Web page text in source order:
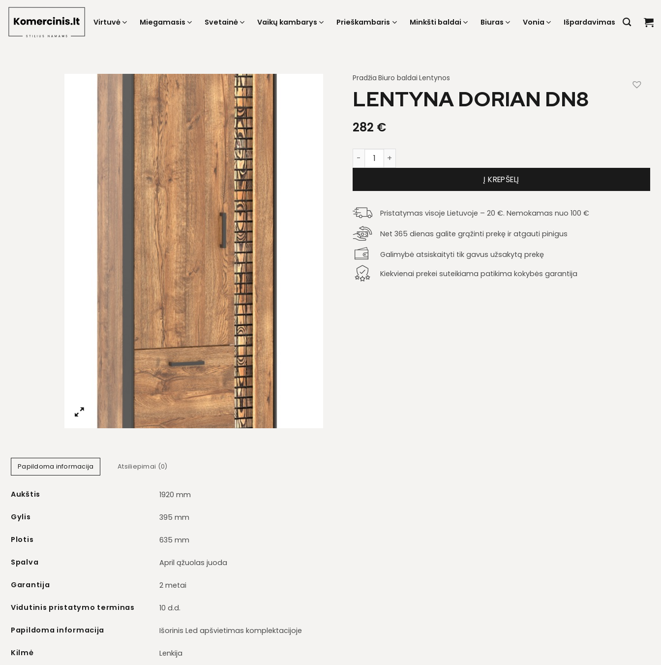
Skip
Virtuvė Miegamasis Svetainė Vaikų kambarys Prieškambaris Minkšti baldai Biuras Vonia Išpardavimas
Papildoma informacija Atsiliepimai (0)
Aukštis 1920 mm
Gylis 395 mm
Plotis 635 mm
Spalva April ąžuolas juoda
Garantija 2 metai
Vidutinis pristatymo terminas 10 d.d.
Papildoma informacija Išorinis Led apšvietimas komplektacijoje
Kilmė Lenkija
Pradžia Biuro baldai Lentynos
LENTYNA DORIAN DN8
282 €
produkto kiekis: Lentyna Dorian DN8
Į KREPŠELĮ
Pristatymas visoje Lietuvoje – 20 €. Nemokamas nuo 100 €
Net 365 dienas galite grąžinti prekę ir atgauti pinigus
Galimybė atsiskaityti tik gavus užsakytą prekę
Kiekvienai prekei suteikiama patikima kokybės garantija